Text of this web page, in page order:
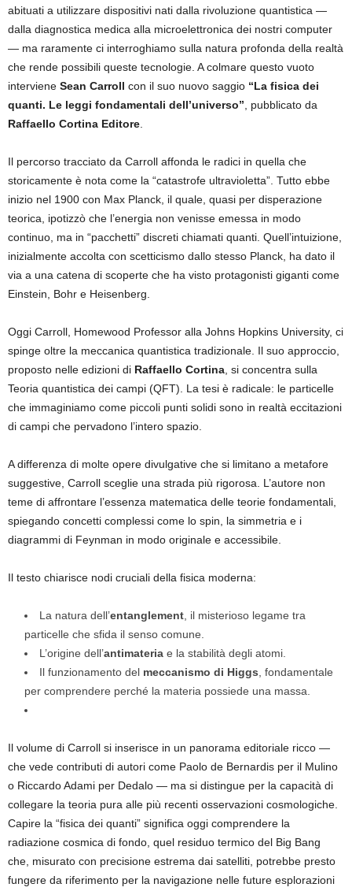
abituati a utilizzare dispositivi nati dalla rivoluzione quantistica —
dalla diagnostica medica alla microelettronica dei nostri computer
— ma raramente ci interroghiamo sulla natura profonda della realtà
che rende possibili queste tecnologie. A colmare questo vuoto
interviene Sean Carroll con il suo nuovo saggio “La fisica dei
quanti. Le leggi fondamentali dell’universo” , pubblicato da
Raffaello Cortina Editore
Il percorso tracciato da Carroll affonda le radici in quella che
storicamente è nota come la “catastrofe ultravioletta”. Tutto ebbe
inizio nel 1900 con Max Planck, il quale, quasi per disperazione
teorica, ipotizzò che l’energia non venisse emessa in modo
continuo, ma in “pacchetti” discreti chiamati quanti. Quell’intuizione,
inizialmente accolta con scetticismo dallo stesso Planck, ha dato il
via a una catena di scoperte che ha visto protagonisti giganti come
Einstein, Bohr e Heisenberg.
Oggi Carroll, Homewood Professor alla Johns Hopkins University, ci
spinge oltre la meccanica quantistica tradizionale. Il suo approccio,
proposto nelle edizioni di Raffaello Cortina , si concentra sulla
Teoria quantistica dei campi (QFT). La tesi è radicale: le particelle
che immaginiamo come piccoli punti solidi sono in realtà eccitazioni
di campi che pervadono l’intero spazio.
A differenza di molte opere divulgative che si limitano a metafore
suggestive, Carroll sceglie una strada più rigorosa. L’autore non
teme di affrontare l’essenza matematica delle teorie fondamentali,
spiegando concetti complessi come lo spin, la simmetria e i
diagrammi di Feynman in modo originale e accessibile.
Il testo chiarisce nodi cruciali della fisica moderna:
La natura dell’entanglement , il misterioso legame tra
particelle che sfida il senso comune.
L’origine dell’antimateria e la stabilità degli atomi.
Il funzionamento del meccanismo di Higgs , fondamentale
per comprendere perché la materia possiede una massa.
Il volume di Carroll si inserisce in un panorama editoriale ricco —
che vede contributi di autori come Paolo de Bernardis per il Mulino
o Riccardo Adami per Dedalo — ma si distingue per la capacità di
collegare la teoria pura alle più recenti osservazioni cosmologiche.
Capire la “fisica dei quanti” significa oggi comprendere la
radiazione cosmica di fondo, quel residuo termico del Big Bang
che, misurato con precisione estrema dai satelliti, potrebbe presto
fungere da riferimento per la navigazione nelle future esplorazioni